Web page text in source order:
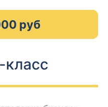
руб
класс